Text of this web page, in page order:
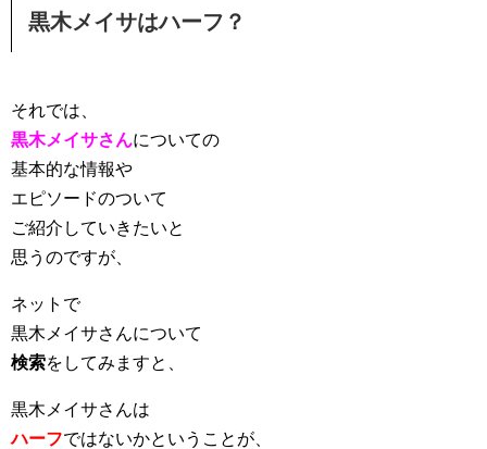
黒木メイサはハーフ？
それでは、
黒木メイサさんについての
基本的な情報や
エピソードのついて
ご紹介していきたいと
思うのですが、
ネットで
黒木メイサさんについて
検索をしてみますと、
黒木メイサさんは
ハーフではないかということが、